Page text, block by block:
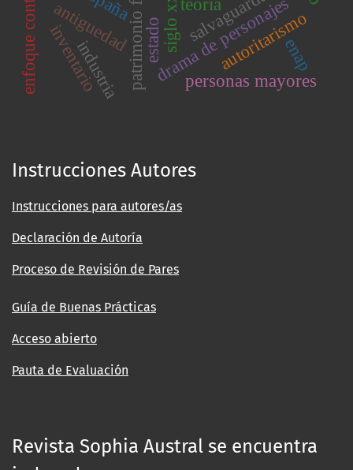
drama de personajes
personas mayores
salvaguarda
antiguedad
inventario estado autoritarismo
siglo xx
enap
teoría
industria
Instrucciones Autores
Instrucciones para autores/as
Declaración de Autoría
Proceso de Revisión de Pares
Guía de Buenas Prácticas
Acceso abierto
Pauta de Evaluación
Revista Sophia Austral se encuentra